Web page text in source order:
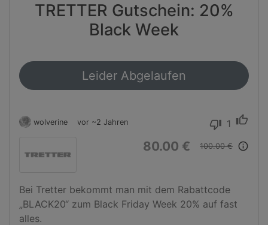
TRETTER Gutschein: 20%
Black Week
Leider Abgelaufen
wolverine vor ~2 Jahren thumb_down 1 thumb_up
80.00 € 100.00 € info_outline
Bei Tretter bekommt man mit dem Rabattcode
„BLACK20“ zum Black Friday Week 20% auf fast
alles.